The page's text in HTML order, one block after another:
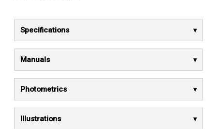
Specifications
Manuals
Photometrics
Illustrations